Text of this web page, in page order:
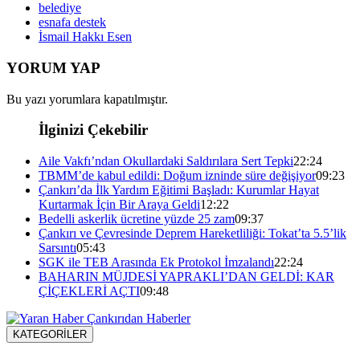
belediye
esnafa destek
İsmail Hakkı Esen
YORUM YAP
Bu yazı yorumlara kapatılmıştır.
İlginizi Çekebilir
Aile Vakfı’ndan Okullardaki Saldırılara Sert Tepki22:24
TBMM’de kabul edildi: Doğum izninde süre değişiyor09:23
Çankırı’da İlk Yardım Eğitimi Başladı: Kurumlar Hayat
Kurtarmak İçin Bir Araya Geldi12:22
Bedelli askerlik ücretine yüzde 25 zam09:37
Çankırı ve Çevresinde Deprem Hareketliliği: Tokat’ta 5.5’lik
Sarsıntı05:43
SGK ile TEB Arasında Ek Protokol İmzalandı22:24
BAHARIN MÜJDESİ YAPRAKLI’DAN GELDİ: KAR
ÇİÇEKLERİ AÇTI09:48
KATEGORİLER